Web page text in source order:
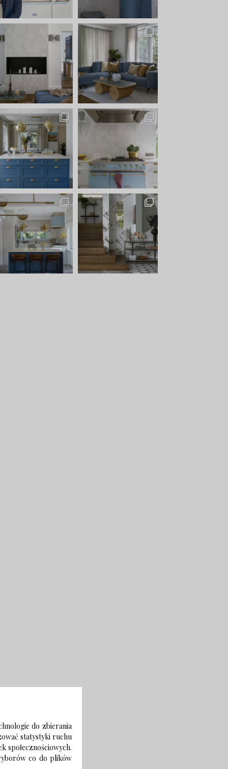
do zbierania
statystyki ruchu
społecznościowych.
co do plików